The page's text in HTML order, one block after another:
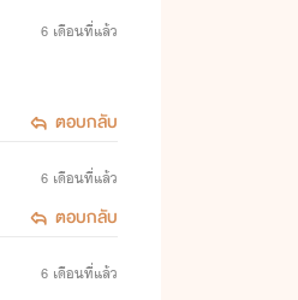
6 เดือนที่แล้ว
ตอบกลับ
6 เดือนที่แล้ว
ตอบกลับ
6 เดือนที่แล้ว